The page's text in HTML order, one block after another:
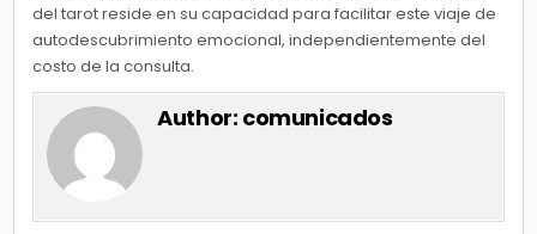
del tarot reside en su capacidad para facilitar este viaje de
autodescubrimiento emocional, independientemente del
costo de la consulta.
Author: comunicados